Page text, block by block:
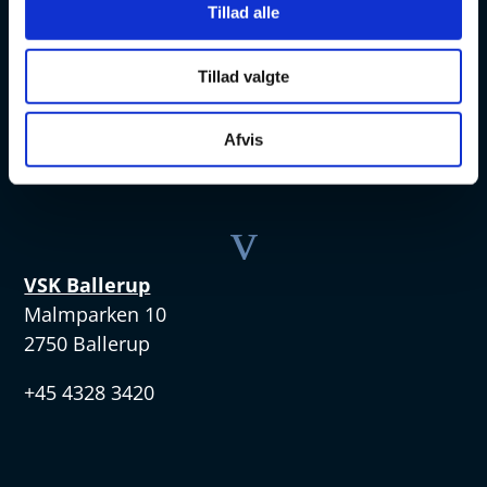
Tillad alle
Tillad valgte
Afvis
v
VSK Amager
2770 Kastrup
+45 4328 3570
v
VSK Ballerup
Malmparken 10
2750 Ballerup
+45 4328 3420